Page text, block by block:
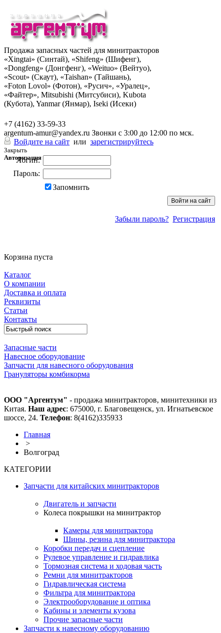
Продажа запасных частей для минитракторов
«Xingtai» (Синтай), «Shifeng» (Шифенг),
«Dongfeng» (Донгфенг), «Weituo» (Вейтуо),
«Scout» (Скаут), «Taishan» (Тайшань),
«Foton Lovol» (Фотон), «Русич», «Уралец»,
«Файтер», Mitsubishi (Митсубиси), Kubota
(Кубота), Yanmar (Янмар), Iseki (Исеки)
+7 (4162) 33-59-33
argentum-amur@yandex.ru Звонки с 3:00 до 12:00 по мск.
Войдите на сайт или зарегистрируйтесь
Закрыть
Авторизация
Логин:
Пароль:
Запомнить
Забыли пароль? Регистрация
Корзина пуста
Каталог
О компании
Доставка и оплата
Реквизиты
Статьи
Контакты
Запасные части
Навесное оборудование
Запчасти для навесного оборудования
Грануляторы комбикорма
ООО "Аргентум" - продажа минитракторов, минитехники из
Китая. Наш адрес: 675000, г. Благовещенск, ул. Игнатьевское
шоссе, 24. Телефон: 8(4162)335933
Главная
>
Волгоград
КАТЕГОРИИ
Запчасти для китайских минитракторов
Двигатель и запчасти
Колеса покрышки на минитрактор
Камеры для минитрактора
Шины, резина для минитрактора
Коробки передач и сцепление
Рулевое управление и гидравлика
Тормозная система и ходовая часть
Ремни для минитракторов
Гидравлическая система
Фильтра для минитрактора
Электрооборудование и оптика
Кабины и элементы кузова
Прочие запасные части
Запчасти к навесному оборудованию